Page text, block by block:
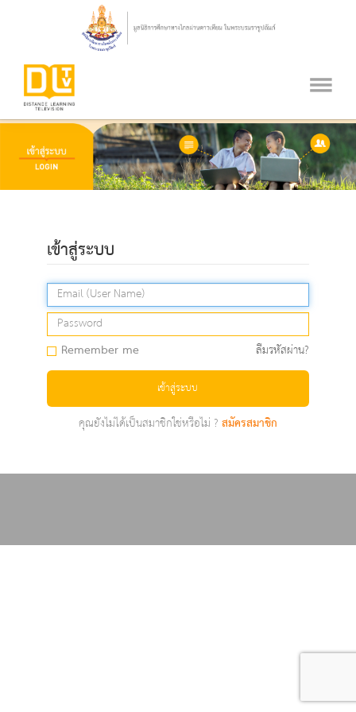
เข้าสู่ระบบ
Remember me ลืมรหัสผ่าน?
เข้าสู่ระบบ
คุณยังไม่ได้เป็นสมาชิกใช่หรือไม่ ?สมัครสมาชิก